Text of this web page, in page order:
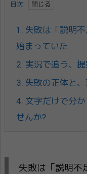
目次
1. 失敗は「説明
始まっていた
2. 実況で追う、
3. 失敗の正体と
4. 文字だけで分
せんか?
失敗は「説明不